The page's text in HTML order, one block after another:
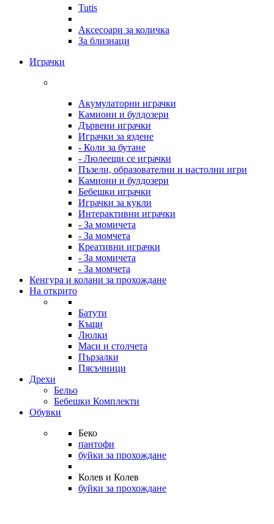
Tutis
Аксесоари за количка
За близнаци
Играчки
Акумулаторни играчки
Камиони и булдозери
Дървени играчки
Играчки за яздене
- Коли за бутане
- Люлеещи се играчки
Пъзели, образователни и настолни игри
Камиони и булдозери
Бебешки играчки
Играчки за кукли
Интерактивни играчки
- За момичета
- За момчета
Креативни играчки
- За момичета
- За момчета
Кенгура и колани за прохождане
На открито
Батути
Къщи
Люлки
Маси и столчета
Пързалки
Пясъчници
Дрехи
Бельо
Бебешки Комплекти
Обувки
Беко
пантофи
буйки за прохождане
Колев и Колев
буйки за прохождане